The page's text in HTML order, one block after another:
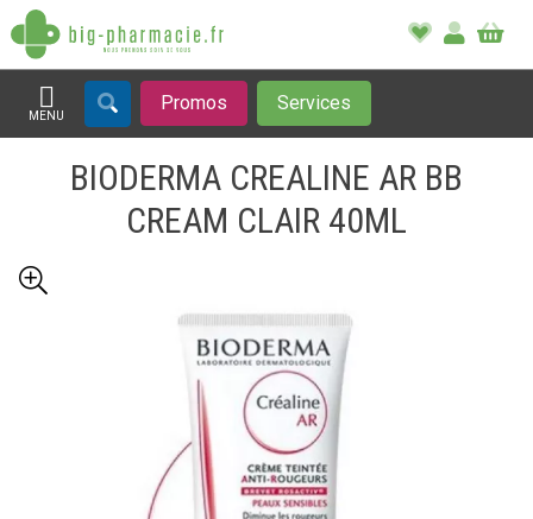
MENU
Afficher la navigation
Promos Services
BIODERMA CREALINE AR BB
CREAM CLAIR 40ML